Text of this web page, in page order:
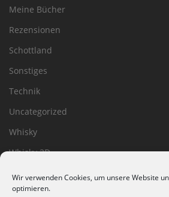
Wir verwenden Cookies, um unsere Website
optimieren.
Meine Bücher
Rezensionen
Schottland
Sonstiges
Technik
Uncategorized
Whisky
Whisky 3D
Worthy-Things